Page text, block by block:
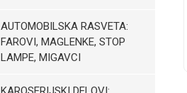
AUTOMOBILSKA RASVETA:
FAROVI, MAGLENKE, STOP
LAMPE, MIGAVCI